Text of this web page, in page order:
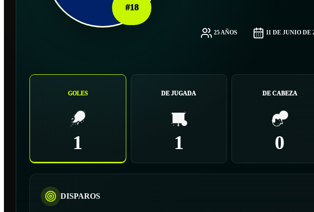
#18
25 AÑOS 11 DE JUNIO DE
GOLES
1
DE JUGADA
1
DE CABEZA
0
DISPAROS